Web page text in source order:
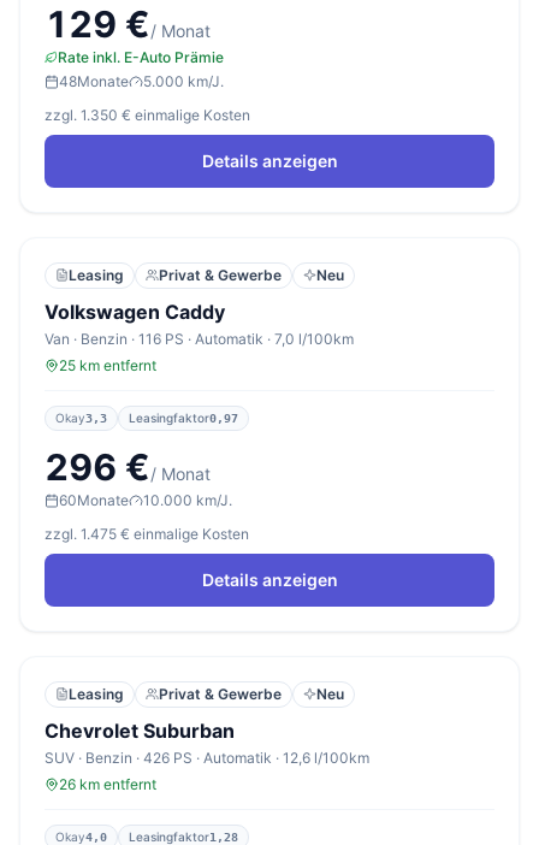
129 €/ Monat
Rate inkl. E-Auto Prämie
48Monate
5.000 km/J.
zzgl. 1.350 € einmalige Kosten
Details anzeigen
Leasing Privat & Gewerbe Neu
Volkswagen Caddy
Van · Benzin · 116 PS · Automatik · 7,0 l/100km
25 km entfernt
Okay3,3 Leasingfaktor0,97
296 €/ Monat
60Monate
10.000 km/J.
zzgl. 1.475 € einmalige Kosten
Details anzeigen
Leasing Privat & Gewerbe Neu
Chevrolet Suburban
SUV · Benzin · 426 PS · Automatik · 12,6 l/100km
26 km entfernt
Okay4,0 Leasingfaktor1,28